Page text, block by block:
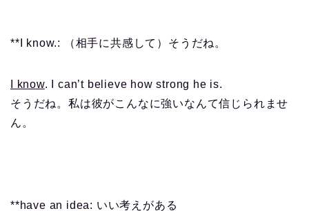
**I know.: （相手に共感して）そうだね。
I know. I can’t believe how strong he is.
そうだね。私は彼がこんなに強いなんて信じられませ
ん。
**have an idea: いい考えがある